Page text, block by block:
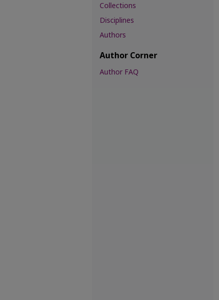
Collections
Disciplines
Authors
Author Corner
Author FAQ